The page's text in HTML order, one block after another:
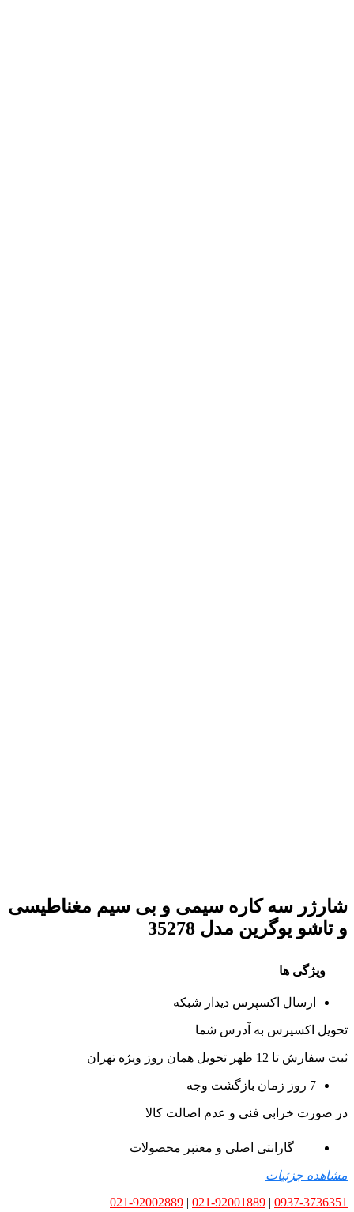
شارژر سه کاره سیمی و بی سیم مغناطیسی
و تاشو یوگرین مدل 35278
ویژگی ها
ارسال اکسپرس دیدار شبکه
تحویل اکسپرس به آدرس شما
ثبت سفارش تا 12 ظهر تحویل همان روز ویژه تهران
7 روز زمان بازگشت وجه
در صورت خرابی فنی و عدم اصالت کالا
گارانتی اصلی و معتبر محصولات
مشاهده جزئیات
0937-3736351
|
021-92001889
|
021-92002889